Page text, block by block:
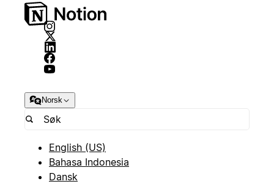
Norsk
English (US)
Bahasa Indonesia
Dansk